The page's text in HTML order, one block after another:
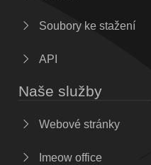
Soubory ke stažení
API
Naše služby
Webové stránky
Imeow office